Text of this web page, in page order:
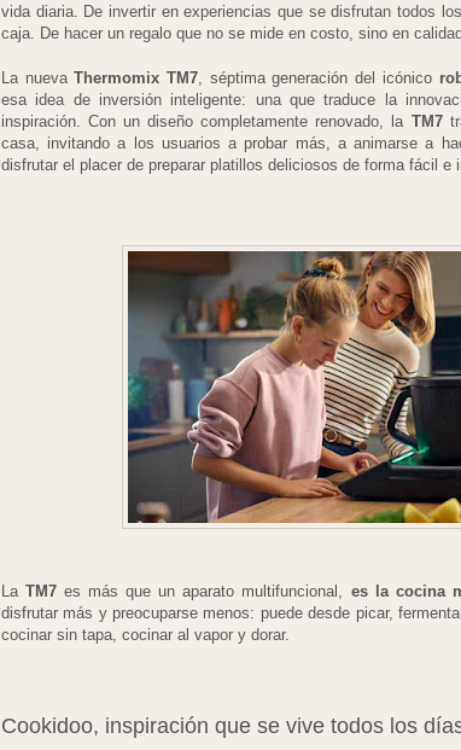
vida diaria. De invertir en experiencias que se disfrutan todos
caja. De hacer un regalo que no se mide en costo, sino en
La nuevaThermomix TM7, séptima generación del icónico
esa idea de inversión inteligente: una que traduce la
inspiración. Con un diseño completamente renovado, la TM7
casa, invitando a los usuarios a probar más, a animarse a
disfrutar el placer de preparar platillos deliciosos de forma fácil e
LaTM7 es más que un aparato multifuncional, es la cocina
disfrutar más y preocuparse menos: puede desde picar,
cocinar sin tapa, cocinar al vapor y dorar.
Cookidoo, inspiración que se vive todos los